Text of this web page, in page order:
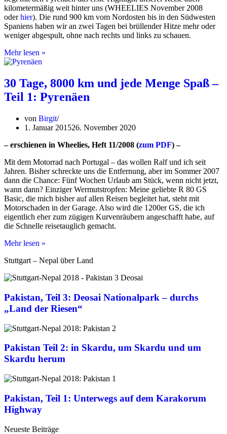
kilometermäßig weit hinter uns (WHEELIES November 2008
oderhier). Die rund 900 km vom Nordosten bis in den Südwesten
Spaniens haben wir an zwei Tagen bei brüllender Hitze mehr oder
weniger abgespult, ohne nach rechts und links zu schauen.
Mehr lesen »
km
und
jede
Spaß
–
2:
30 Tage, 8000 km und jede Menge Spaß –
Teil 1: Pyrenäen
von Birgit
1. Januar 201526. November 2020
– erschienen in Wheelies, Heft 11/2008 (zum PDF) –
Mit dem Motorrad nach Portugal – das wollen Ralf und ich seit
Jahren. Bisher schreckte uns die Entfernung, aber im Sommer 2007
dann die Chance: Fünf Wochen Urlaub am Stück, wenn nicht jetzt,
wann dann? Einziger Wermutstropfen: Meine geliebte R 80 GS
Basic, die mich bisher auf allen Reisen begleitet hat, steht mit
Motorschaden in der Garage. Also wird die 1200er GS, die ich
eigentlich eher zum zügigen Kurvenräubern angeschafft habe, auf
die Schnelle reisetauglich gemacht.
Mehr lesen »
8000
und
Menge
Spaß
Teil
1:
Pyrenäen
Stuttgart – Nepal über Land
Pakistan, Teil 3: Deosai Nationalpark – durchs
„Land der Riesen“
Pakistan Teil 2: in Skardu, um Skardu und um
Skardu herum
Pakistan, Teil 1: Unterwegs auf dem Karakorum
Highway
Neueste Beiträge